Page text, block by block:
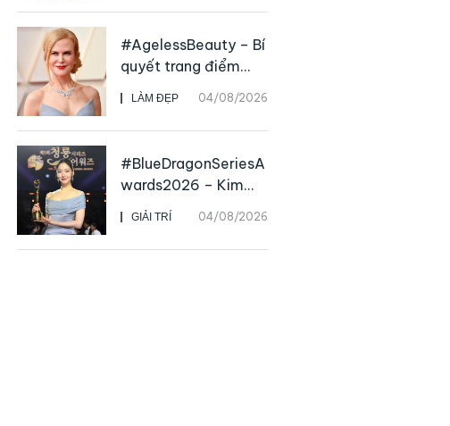
CHANEL mua lại
LÀM ĐẸP 04/08/2026
#AgelessBeauty – Bí
quyết trang điểm
“hack” tuổi như các
nữ minh tinh hàng
đầu
GIẢI TRÍ 04/08/2026
#BlueDragonSeriesA
wards2026 – Kim
Go Eun chiến thắng
Daesang, niềm vui
nhân đôi của Park Bo